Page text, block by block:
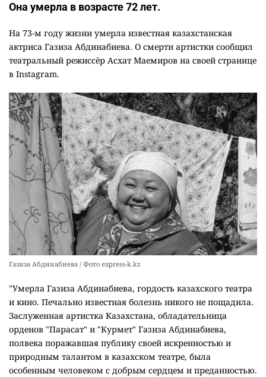
Она умерла в возрасте 72 лет.
На 73-м году жизни умерла известная казахстанская
актриса Газиза Абдинабиева. О смерти артистки сообщил
театральный режиссёр Асхат Маемиров на своей странице
в Instagram.
Газиза Абдинабиева / Фото express-k.kz
"Умерла Газиза Абдинабиева, гордость казахского театра
и кино. Печально известная болезнь никого не пощадила.
Заслуженная артистка Казахстана, обладательница
орденов "Парасат" и "Курмет" Газиза Абдинабиева,
полвека поражавшая публику своей искренностью и
природным талантом в казахском театре, была
особенным человеком с добрым сердцем и преданностью.